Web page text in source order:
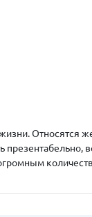
Относятся